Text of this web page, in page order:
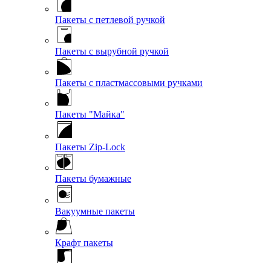
Пакеты с петлевой ручкой
Пакеты с вырубной ручкой
Пакеты с пластмассовыми ручками
Пакеты "Майка"
Пакеты Zip-Lock
Пакеты бумажные
Вакуумные пакеты
Крафт пакеты